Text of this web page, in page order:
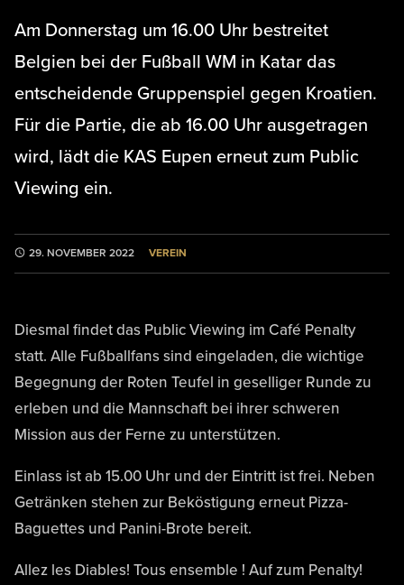
Am Donnerstag um 16.00 Uhr bestreitet
Belgien bei der Fußball WM in Katar das
entscheidende Gruppenspiel gegen Kroatien.
Für die Partie, die ab 16.00 Uhr ausgetragen
wird, lädt die KAS Eupen erneut zum Public
Viewing ein.
29. NOVEMBER 2022 VEREIN
Diesmal findet das Public Viewing im Café Penalty
statt. Alle Fußballfans sind eingeladen, die wichtige
Begegnung der Roten Teufel in geselliger Runde zu
erleben und die Mannschaft bei ihrer schweren
Mission aus der Ferne zu unterstützen.
Einlass ist ab 15.00 Uhr und der Eintritt ist frei. Neben
Getränken stehen zur Beköstigung erneut Pizza-
Baguettes und Panini-Brote bereit.
Allez les Diables! Tous ensemble ! Auf zum Penalty!